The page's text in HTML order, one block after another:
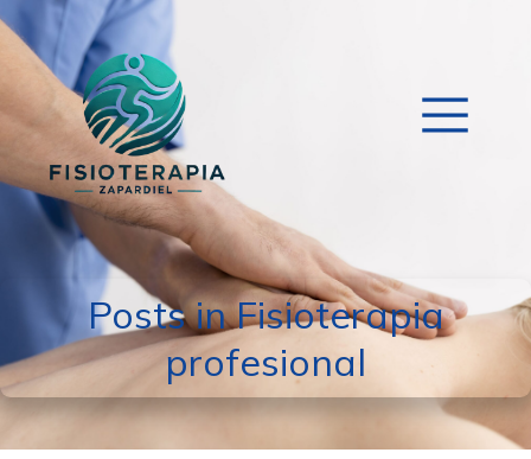
Posts in Fisioterapia
profesional